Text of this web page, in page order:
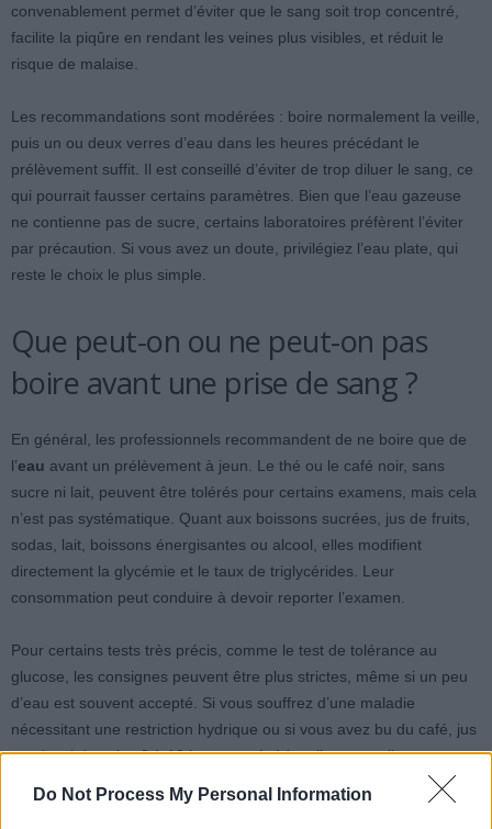
Do Not Process My Personal Information
convenablement permet d’éviter que le sang soit trop concentré,
facilite la piqûre en rendant les veines plus visibles, et réduit le
risque de malaise.
Les recommandations sont modérées : boire normalement la veille,
puis un ou deux verres d’eau dans les heures précédant le
prélèvement suffit. Il est conseillé d’éviter de trop diluer le sang, ce
qui pourrait fausser certains paramètres. Bien que l’eau gazeuse
ne contienne pas de sucre, certains laboratoires préfèrent l’éviter
par précaution. Si vous avez un doute, privilégiez l’eau plate, qui
reste le choix le plus simple.
Que peut-on ou ne peut-on pas
boire avant une prise de sang ?
En général, les professionnels recommandent de ne boire que de
l’eau avant un prélèvement à jeun. Le thé ou le café noir, sans
sucre ni lait, peuvent être tolérés pour certains examens, mais cela
n’est pas systématique. Quant aux boissons sucrées, jus de fruits,
sodas, lait, boissons énergisantes ou alcool, elles modifient
directement la glycémie et le taux de triglycérides. Leur
consommation peut conduire à devoir reporter l’examen.
Pour certains tests très précis, comme le test de tolérance au
glucose, les consignes peuvent être plus strictes, même si un peu
d’eau est souvent accepté. Si vous souffrez d’une maladie
nécessitant une restriction hydrique ou si vous avez bu du café, jus
ou alcool dans les 8 à 12 heures précédant l’examen, il est
conseillé d’en informer le laboratoire ou votre médecin. En cas de
doute, il vaut mieux ne boire que de l’